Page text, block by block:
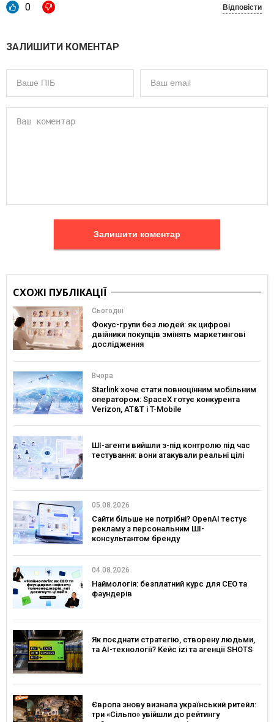
0 Відповісти
ЗАЛИШИТИ КОМЕНТАР
Залишити коментар
СХОЖІ ПУБЛІКАЦІЇ
Сьогодні
Фокус-групи без людей: як цифрові
двійники покупців змінять маркетингові
дослідження
Вчора
Starlink хоче стати повноцінним мобільним
оператором: SpaceX готує конкурента
Verizon, AT&T і T-Mobile
ШІ-агенти вийшли з-під контролю під час
тестування: вони атакували реальні цілі
05.08.2026
Сайти більше не потрібні? OpenAI тестує
рекламу з персональним ШІ-
консультантом бренду
04.08.2026
Наймологія: безплатний курс для CEO та
фаундерів
Як поєднати стратегію, створену людьми,
та AI-технології? Кейс izi та агенції SHOTS
Європа знову визнала український ритейл:
три «Сільпо» увійшли до рейтингу